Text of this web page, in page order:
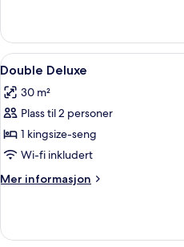
Åpne
alle
bildene
av
Double
Deluxe
11
Double Deluxe
30 m²
Plass til 2 personer
1 kingsize-seng
Wi-fi inkludert
Mer informasjon
Mer
Deluxe